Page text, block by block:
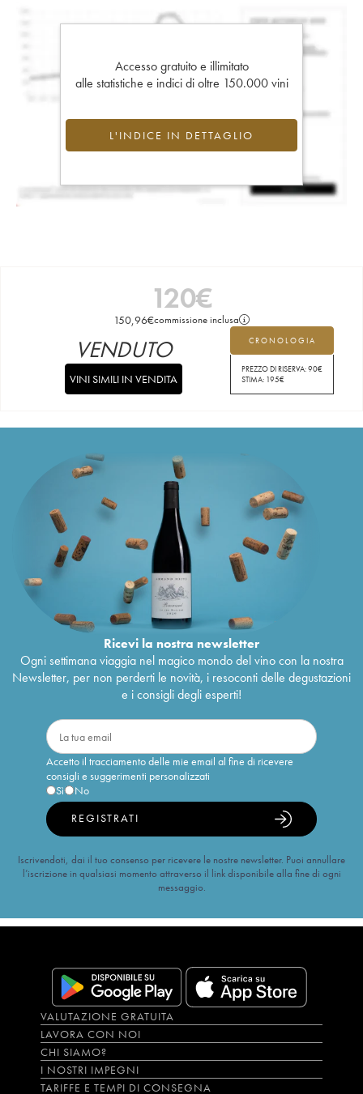
Accesso gratuito e illimitato
alle statistiche e indici di oltre 150.000 vini
L'INDICE IN DETTAGLIO
120€
150,96€commissione inclusa
CRONOLOGIA
PREZZO DI RISERVA:90€
STIMA: 195€
VENDUTO
VINI SIMILI IN VENDITA
Ricevi la nostra newsletter
Ogni settimana viaggia nel magico mondo del vino con la nostra
Newsletter, per non perderti le novità, i resoconti delle degustazioni
e i consigli degli esperti!
Accetto il tracciamento delle mie email al fine di ricevere
consigli e suggerimenti personalizzati
Sì
No
REGISTRATI
Iscrivendoti, dai il tuo consenso per ricevere le nostre newsletter. Puoi annullare
l’iscrizione in qualsiasi momento attraverso il link disponibile alla fine di ogni
messaggio.
VALUTAZIONE GRATUITA
LAVORA CON NOI
CHI SIAMO?
I NOSTRI IMPEGNI
TARIFFE E TEMPI DI CONSEGNA